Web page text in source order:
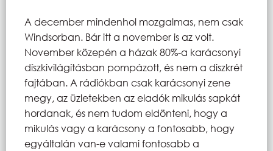
A december mindenhol mozgalmas, nem csak
Windsorban. Bár itt a november is az volt.
November közepén a házak 80%-a karácsonyi
díszkivilágításban pompázott, és nem a diszkrét
fajtában. A rádiókban csak karácsonyi zene
megy, az üzletekben az eladók mikulás sapkát
hordanak, és nem tudom eldönteni, hogy a
mikulás vagy a karácsony a fontosabb, hogy
egyáltalán van-e valami fontosabb a